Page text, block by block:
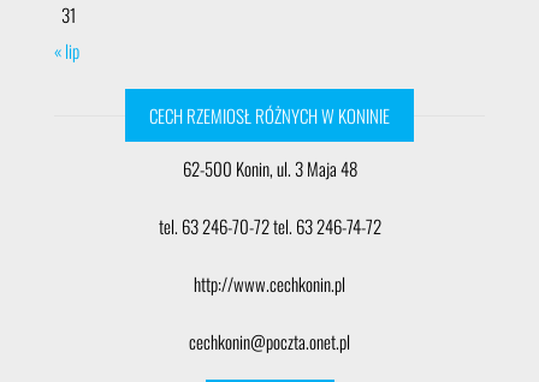
31
« lip
CECH RZEMIOSŁ RÓŻNYCH W KONINIE
62-500 Konin, ul. 3 Maja 48
tel. 63 246-70-72 tel. 63 246-74-72
http://www.cechkonin.pl
cechkonin@poczta.onet.pl